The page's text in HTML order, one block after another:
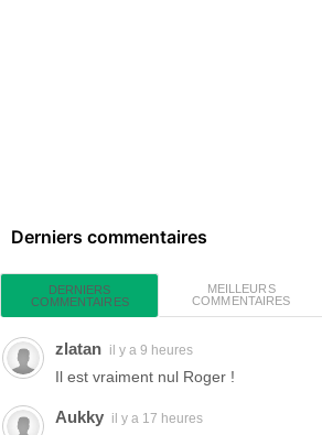
Derniers commentaires
DERNIERS
COMMENTAIRES
MEILLEURS
COMMENTAIRES
zlatan il y a 9 heures
Il est vraiment nul Roger !
Aukky il y a 17 heures